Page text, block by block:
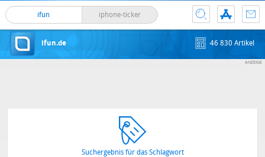
ifun iphone-ticker
ifun.de 46 830 Artikel
Suchergebnis für das Schlagwort